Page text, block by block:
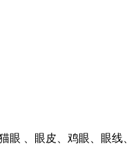
眼 、眼皮、鸡眼、眼